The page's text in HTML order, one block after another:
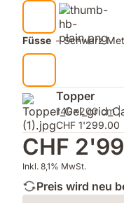
Füsse - Schwarz
Topper
140x200 cm |
CHF 1'299.00
CHF
Inkl. 8,1% MwSt.
Preis wird neu